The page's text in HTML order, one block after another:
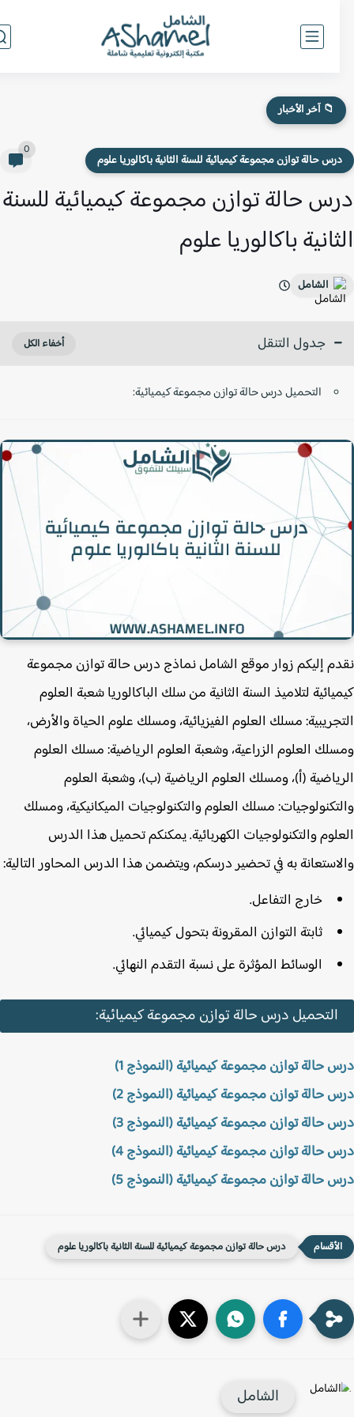
📁 آخر الأخبار
حالة توازن مجموعة كيميائية للسنة الثانية باكالوريا علوم
حالة توازن مجموعة كيميائية للسنة
باكالوريا علوم
الشامل
جدول التنقل
التحميل درس حالة توازن مجموعة كيميائية:
إليكم زوار موقع الشامل نماذج درس حالة توازن مجموعة
لتلاميذ السنة الثانية من سلك الباكالوريا شعبة العلوم
مسلك العلوم الفيزيائية، ومسلك علوم الحياة والأرض،
العلوم الزراعية، وشعبة العلوم الرياضية: مسلك العلوم
(أ)، ومسلك العلوم الرياضية (ب)، وشعبة العلوم
مسلك العلوم والتكنولوجيات الميكانيكية، ومسلك
والتكنولوجيات الكهربائية. يمكنكم تحميل هذا الدرس
به في تحضير درسكم، ويتضمن هذا الدرس المحاور التالية:
خارج التفاعل.
ثابتة التوازن المقرونة بتحول كيميائي.
الوسائط المؤثرة على نسبة التقدم النهائي.
التحميل درس حالة توازن مجموعة كيميائية:
حالة توازن مجموعة كيميائية (النموذج 1)
حالة توازن مجموعة كيميائية (النموذج 2)
حالة توازن مجموعة كيميائية (النموذج 3)
حالة توازن مجموعة كيميائية (النموذج 4)
حالة توازن مجموعة كيميائية (النموذج 5)
درس حالة توازن مجموعة كيميائية للسنة الثانية باكالوريا علوم
الشامل